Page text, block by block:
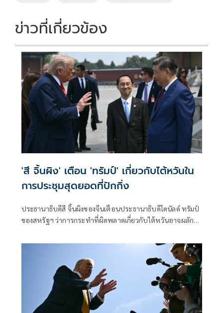
ข่าวที่เกี่ยวข้อง
'สี จิ้นผิง' เตือน 'ทรัมป์' เกี่ยวกับไต้หวันใน
การประชุมสุดยอดที่ปักกิ่ง
ประธานาธิบดีสี จิ้นผิงของจีนเตือนประธานาธิบดีโดนัลด์ ทรัมป์
ของสหรัฐฯ ว่าการกระทำที่ผิดพลาดเกี่ยวกับไต้หวันอาจผลัก
พบปะกันอย่างดุเดือดในการประชุมสุดยอดมหาอำนาจที่กรุง